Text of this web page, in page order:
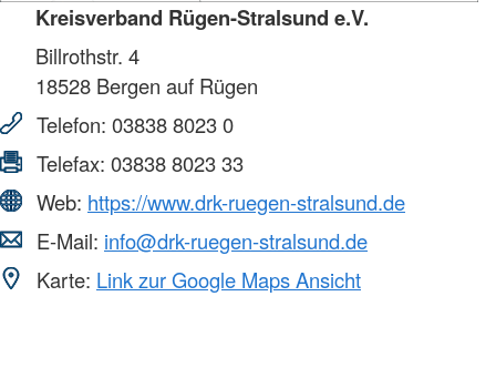
Kreisverband Rügen-Stralsund e.V.
Billrothstr. 4
18528 Bergen auf Rügen
Telefon: 03838 8023 0
Telefax: 03838 8023 33
Web: https://www.drk-ruegen-stralsund.de
E-Mail: info@drk-ruegen-stralsund.de
Karte: Link zur Google Maps Ansicht